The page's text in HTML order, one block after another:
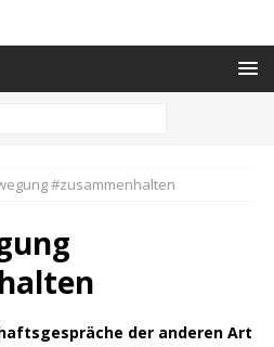
#zusammenhalten
der anderen Art